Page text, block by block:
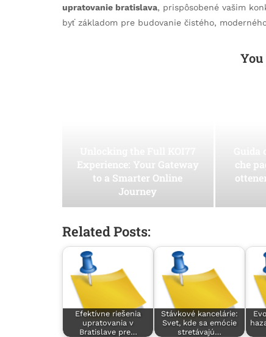
upratovanie bratislava, prispôsobené vašim
byť základom pre budovanie čistého,
Experience: Your Gateway
to a Smarter Online
Journey
che
Related Posts:
Efektívne riešenia
upratovania v
Bratislave pre…
Stávkové kancelárie:
Svet, kde sa emócie
stretávajú…